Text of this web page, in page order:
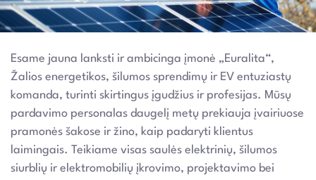
Esame jauna lanksti ir ambicinga įmonė „Euralita“,
Žalios energetikos, šilumos sprendimų ir EV entuziastų
komanda, turinti skirtingus įgudžius ir profesijas. Mūsų
pardavimo personalas daugelį metų prekiauja įvairiuose
pramonės šakose ir žino, kaip padaryti klientus
laimingais. Teikiame visas saulės elektrinių, šilumos
siurblių ir elektromobilių įkrovimo, projektavimo bei